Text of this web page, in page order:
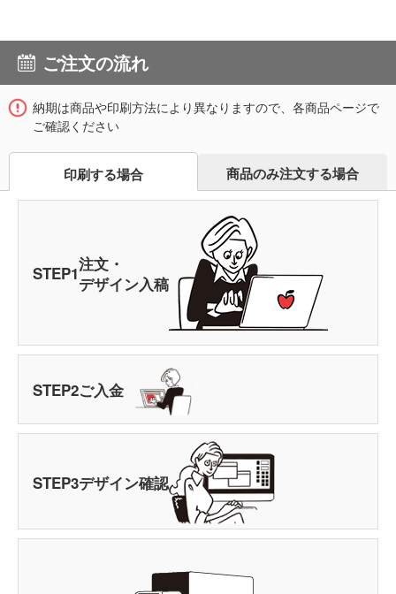
ご注文の流れ
納期は商品や印刷方法により異なりますので、各商品ページで
ご確認ください
印刷する場合 商品のみ注文する場合
STEP1注文・
デザイン入稿
STEP2ご入金
STEP3デザイン確認